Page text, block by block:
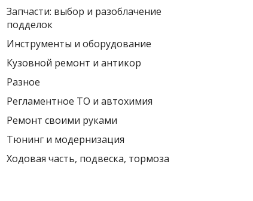
Запчасти: выбор и разоблачение
подделок
Инструменты и оборудование
Кузовной ремонт и антикор
Разное
Регламентное ТО и автохимия
Ремонт своими руками
Тюнинг и модернизация
Ходовая часть, подвеска, тормоза